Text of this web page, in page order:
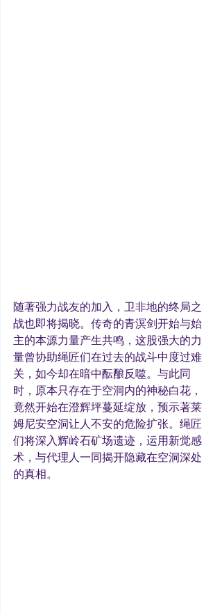
随著强力战友的加入，卫非地的终局之
战也即将揭晓。传奇的青溟剑开始与始
主的本源力量产生共鸣，这股强大的力
量曾协助绳匠们在过去的战斗中度过难
关，如今却在暗中酝酿反噬。与此同
时，原本只存在于空洞内的神秘白花，
竟然开始在澄辉坪蔓延绽放，预示著莱
姆尼安空洞让人不安的危险扩张。绳匠
们将深入辉岭石矿场遗迹，运用新觉感
术，与代理人一同揭开隐藏在空洞深处
的真相。